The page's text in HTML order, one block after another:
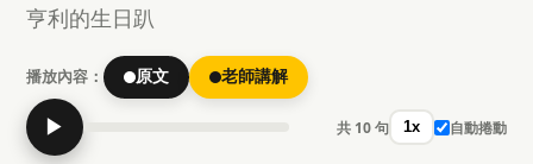
亨利的生日趴
播放內容： 原文 老師講解
▶ 共 10 句 1x 自動捲動